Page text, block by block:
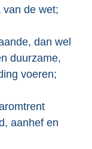
van de wet;
dan wel
duurzame,
voeren;
aanhef en